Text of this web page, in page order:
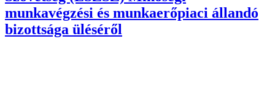
munkavégzési és munkaerőpiaci állandó
bizottsága üléséről